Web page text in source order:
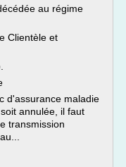
au régime
Clientèle et
d'assurance maladie
annulée, il faut
transmission